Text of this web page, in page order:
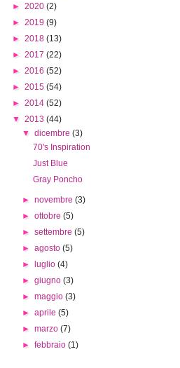
► 2020 (2)
► 2019 (9)
► 2018 (13)
► 2017 (22)
► 2016 (52)
► 2015 (54)
► 2014 (52)
▼ 2013 (44)
▼dicembre(3)
70's Inspiration
Just Blue
Gray Poncho
►novembre(3)
►ottobre(5)
►settembre(5)
►agosto(5)
►luglio(4)
►giugno(3)
►maggio(3)
►aprile(5)
►marzo(7)
►febbraio(1)